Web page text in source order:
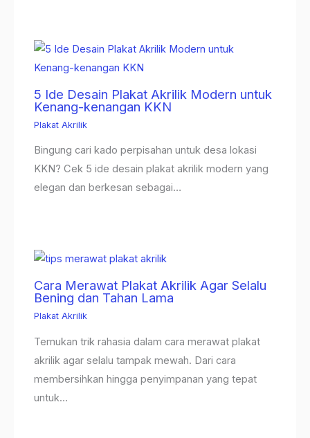
5 Ide Desain Plakat Akrilik Modern untuk
Kenang-kenangan KKN
Plakat Akrilik
Bingung cari kado perpisahan untuk desa lokasi
KKN? Cek 5 ide desain plakat akrilik modern yang
elegan dan berkesan sebagai…
Cara Merawat Plakat Akrilik Agar Selalu
Bening dan Tahan Lama
Plakat Akrilik
Temukan trik rahasia dalam cara merawat plakat
akrilik agar selalu tampak mewah. Dari cara
membersihkan hingga penyimpanan yang tepat
untuk…